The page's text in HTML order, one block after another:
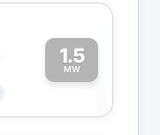
1.5
MW1